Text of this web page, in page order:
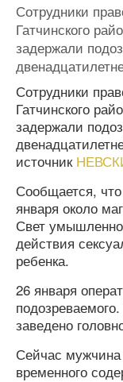
Сотрудники
Гатчинского
задержали
Сотрудники
Гатчинского
задержали
источник
Сообщается,
января около
Свет
действия
ребенка.
26 января
заведено
Сейчас мужчина
временного